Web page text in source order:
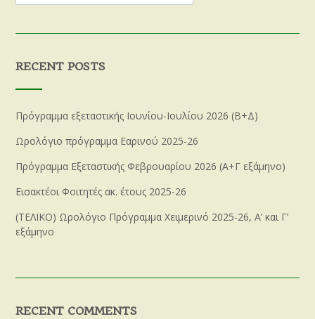
RECENT POSTS
Πρόγραμμα εξεταστικής Ιουνίου-Ιουλίου 2026 (Β+Δ)
Ωρολόγιο πρόγραμμα Εαρινού 2025-26
Πρόγραμμα Εξεταστικής Φεβρουαρίου 2026 (Α+Γ εξάμηνο)
Εισακτέοι Φοιτητές ακ. έτους 2025-26
(ΤΕΛΙΚΟ) Ωρολόγιο Πρόγραμμα Χειμερινό 2025-26, Α’ και Γ’
εξάμηνο
RECENT COMMENTS